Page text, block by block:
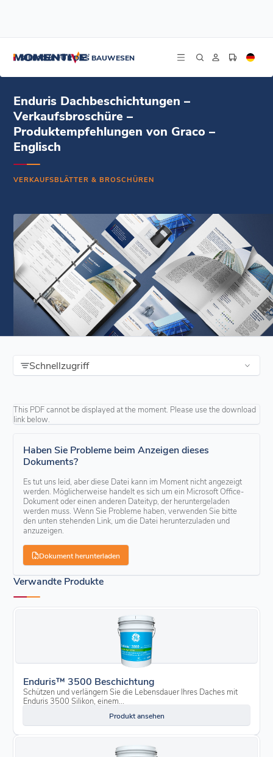
SILIKONE FÜR DAS BAUWESEN
Enduris Dachbeschichtungen – Verkaufsbroschüre – Produktempfehlungen von
Graco – Englisch
Enduris Dachbeschichtungen –
Verkaufsbroschüre –
Produktempfehlungen von Graco –
Englisch
VERKAUFSBLÄTTER & BROSCHÜREN
Schnellzugriff
This PDF cannot be displayed at the moment. Please use the download
link below.
Haben Sie Probleme beim Anzeigen dieses
Dokuments?
Es tut uns leid, aber diese Datei kann im Moment nicht angezeigt
werden. Möglicherweise handelt es sich um ein Microsoft Office-
Dokument oder einen anderen Dateityp, der heruntergeladen
werden muss. Wenn Sie Probleme haben, verwenden Sie bitte
den unten stehenden Link, um die Datei herunterzuladen und
anzuzeigen.
Dokument herunterladen
Verwandte Produkte
Enduris™ 3500 Beschichtung
Schützen und verlängern Sie die Lebensdauer Ihres Daches mit
Enduris 3500 Silikon, einem...
Produkt ansehen